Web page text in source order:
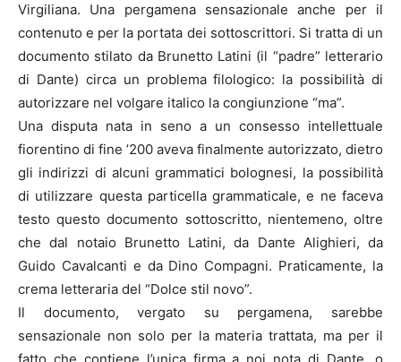
Virgiliana. Una pergamena sensazionale anche per il
contenuto e per la portata dei sottoscrittori. Si tratta di un
documento stilato da Brunetto Latini (il “padre” letterario
di Dante) circa un problema filologico: la possibilità di
autorizzare nel volgare italico la congiunzione “ma”.
Una disputa nata in seno a un consesso intellettuale
fiorentino di fine ’200 aveva finalmente autorizzato, dietro
gli indirizzi di alcuni grammatici bolognesi, la possibilità
di utilizzare questa particella grammaticale, e ne faceva
testo questo documento sottoscritto, nientemeno, oltre
che dal notaio Brunetto Latini, da Dante Alighieri, da
Guido Cavalcanti e da Dino Compagni. Praticamente, la
crema letteraria del “Dolce stil novo”.
Il documento, vergato su pergamena, sarebbe
sensazionale non solo per la materia trattata, ma per il